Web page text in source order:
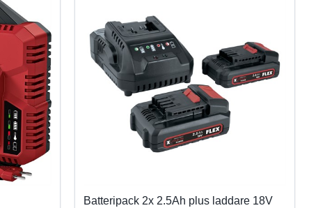
Batteripack 2x 2.5Ah plus laddare 18V